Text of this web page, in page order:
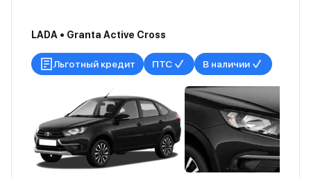
LADA • Granta Active Cross
Льготный кредит ПТС В наличии